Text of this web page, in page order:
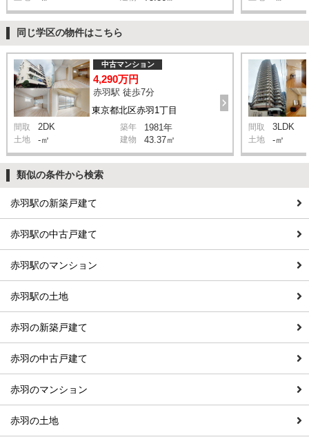
同じ学区の物件はこちら
東京都北区赤羽1丁目
中古マンション
4,290万円
赤羽駅 徒歩7分
間取 2DK 築年 1981年
土地 -㎡ 建物 43.37㎡
間取 3LDK
土地 -㎡
類似の条件から検索
赤羽駅の新築戸建て
赤羽駅の中古戸建て
赤羽駅のマンション
赤羽駅の土地
赤羽の新築戸建て
赤羽の中古戸建て
赤羽のマンション
赤羽の土地